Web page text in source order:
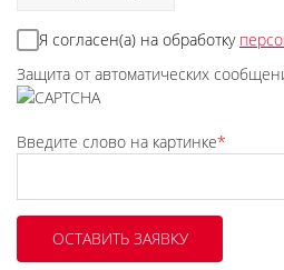
Я согласен(а) на обработку
Защита от автоматических
Введите слово на картинке*